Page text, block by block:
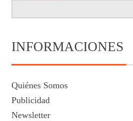
INFORMACIONES
Quiénes Somos
Publicidad
Newsletter